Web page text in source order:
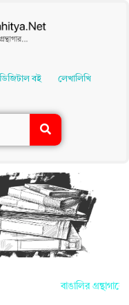
ডিজিটাল বই লেখালিখি
বাঙালির